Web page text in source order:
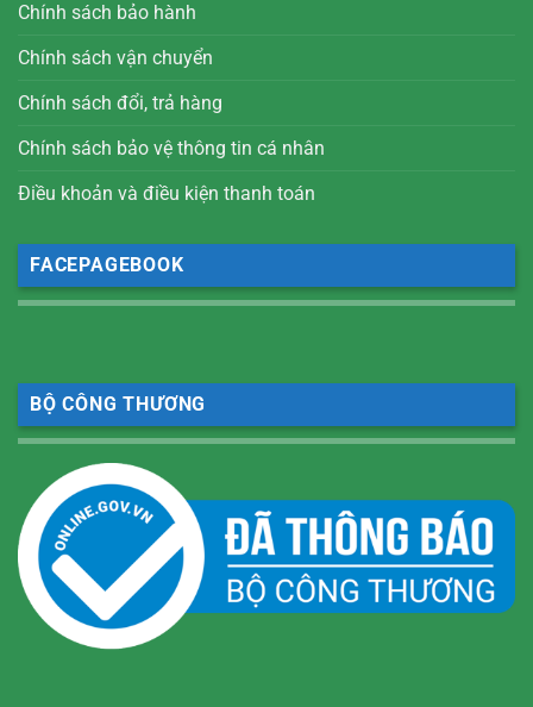
Chính sách bảo hành
Chính sách vận chuyển
Chính sách đổi, trả hàng
Chính sách bảo vệ thông tin cá nhân
Điều khoản và điều kiện thanh toán
FACEPAGEBOOK
BỘ CÔNG THƯƠNG